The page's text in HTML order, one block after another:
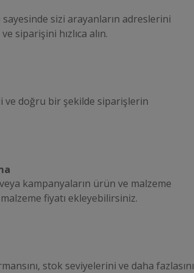
sizi arayanların adreslerini
siparişini hızlıca alın.
ve doğru bir şekilde siparişlerin
kampanyaların ürün ve malzeme
fiyatı ekleyebilirsiniz.
stok seviyelerini ve daha fazlasını